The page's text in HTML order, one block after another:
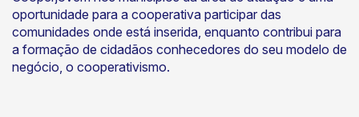
oportunidade para a cooperativa participar das
comunidades onde está inserida, enquanto contribui para
a formação de cidadãos conhecedores do seu modelo de
negócio, o cooperativismo.